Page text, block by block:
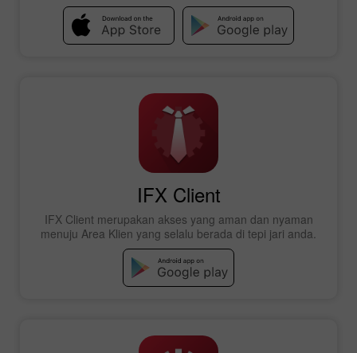
IFX Client
IFX Client merupakan akses yang aman dan nyaman
menuju Area Klien yang selalu berada di tepi jari anda.